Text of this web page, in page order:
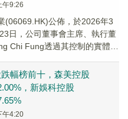
午9:26
(06069.HK)公佈，於2026年3
日，公司董事會主席、執行董
Chi Fung透過其控制的實體
跌幅榜前十，森美控股
，新娛科控股
午4:20